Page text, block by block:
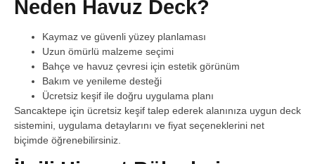
Neden Havuz Deck?
Kaymaz ve güvenli yüzey planlaması
Uzun ömürlü malzeme seçimi
Bahçe ve havuz çevresi için estetik görünüm
Bakım ve yenileme desteği
Ücretsiz keşif ile doğru uygulama planı
Sancaktepe için ücretsiz keşif talep ederek alanınıza uygun deck
sistemini, uygulama detaylarını ve fiyat seçeneklerini net
biçimde öğrenebilirsiniz.